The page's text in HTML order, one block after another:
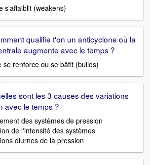
s'affaiblit (weakens)
qualifie t'on un anticyclone où la
augmente avec le temps ?
se renforce ou se bâtit (builds)
sont les 3 causes des variations
avec le temps ?
des systèmes de pression
de l'intensité des systèmes
diurnes de la pression